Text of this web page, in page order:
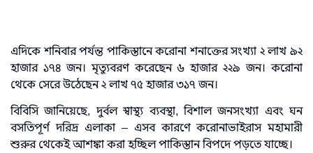
এদিকে শনিবার পর্যন্ত পাকিস্তানে করোনা শনাক্তের সংখ্যা ২ লাখ ৯২
হাজার ১৭৪ জন। মৃত্যুবরণ করেছেন ৬ হাজার ২২৯ জন। করোনা
থেকে সেরে উঠেছেন ২ লাখ ৭৫ হাজার ৩১৭ জন।
বিবিসি জানিয়েছে, দুর্বল স্বাস্থ্য ব্যবস্থা, বিশাল জনসংখ্যা এবং ঘন
বসতিপূর্ণ দরিদ্র এলাকা – এসব কারণে করোনাভাইরাস মহামারী
শুরুর থেকেই আশঙ্কা করা হচ্ছিল পাকিস্তান বিপদে পড়তে যাচ্ছে।